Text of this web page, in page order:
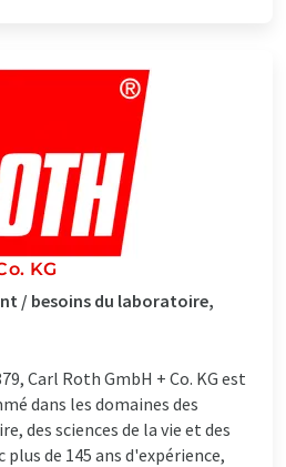
KG
/ besoins du laboratoire,
Carl Roth GmbH + Co. KG est
dans les domaines des
des sciences de la vie et des
de 145 ans d'expérience,